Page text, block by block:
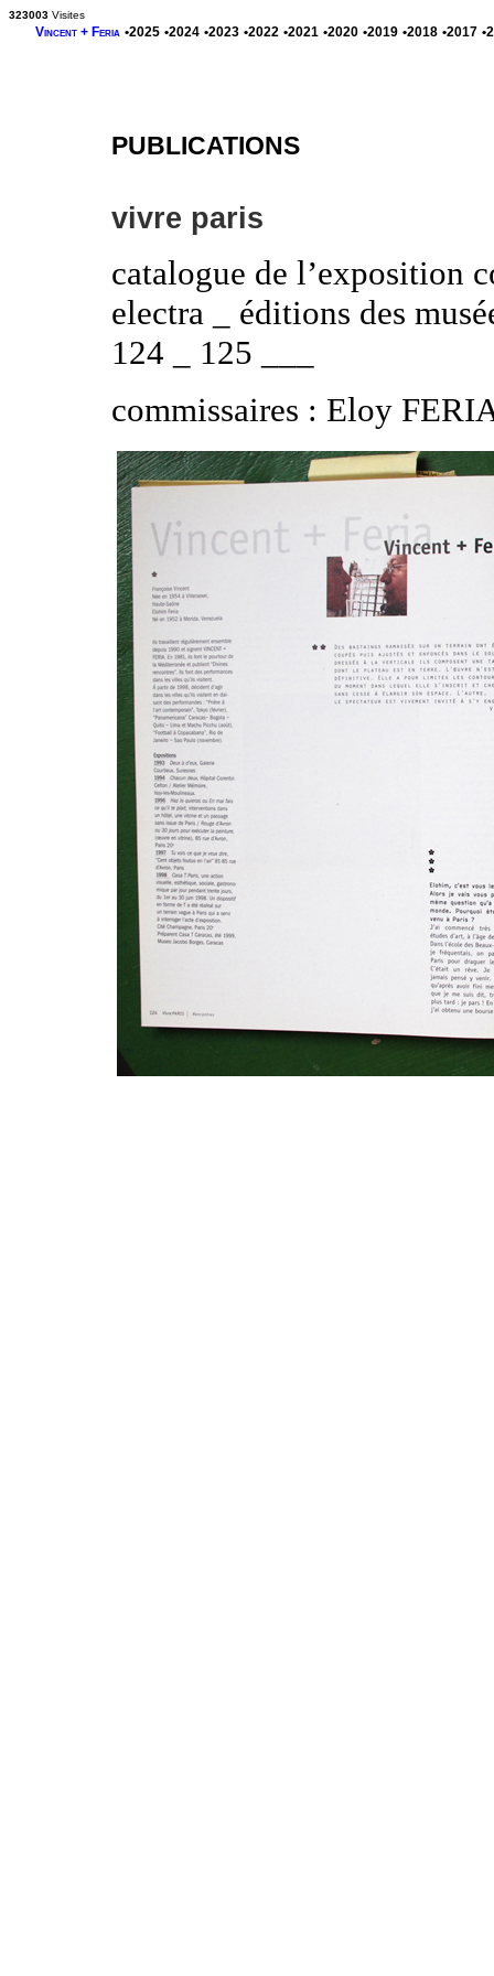
PUBLICATIONS
vivre paris
catalogue de l’exposition
electra _ éditions des
124 _ 125 ___
commissaires : Eloy
323003 Visites
Vincent + Feria •2025 •2024 •2023 •2022 •2021 •2020 •2019 •2018 •2017